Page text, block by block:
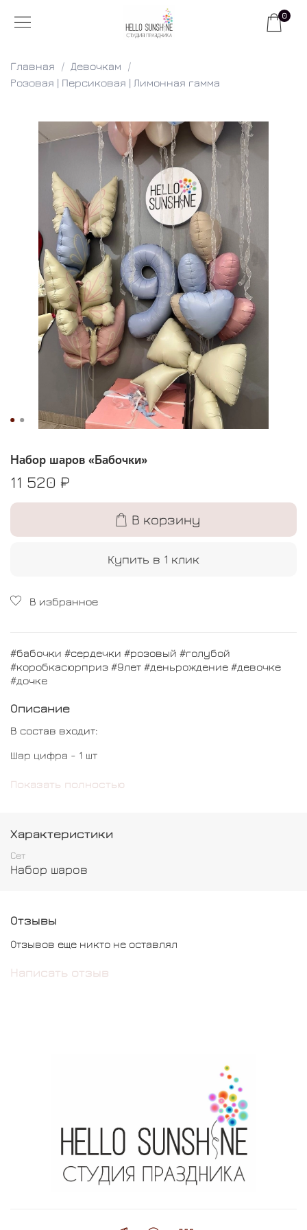
0
Главная
Девочкам
Розовая | Персиковая | Лимонная гамма
Набор шаров «Бабочки»
11 520 ₽
В корзину
Купить в 1 клик
В избранное
#бабочки #сердечки #розовый #голубой
#коробкасюрприз #9лет #деньрождение #девочке
#дочке
Описание
В состав входит:
Шар цифра - 1 шт
Шар бант - 1 шт
Шар бабочка - 4 шт
Коробка сюзприз - 1 шт
Шар обычный - 10 шт
Показать полностью
Характеристики
Сет
Набор шаров
Отзывы
Отзывов еще никто не оставлял
Написать отзыв